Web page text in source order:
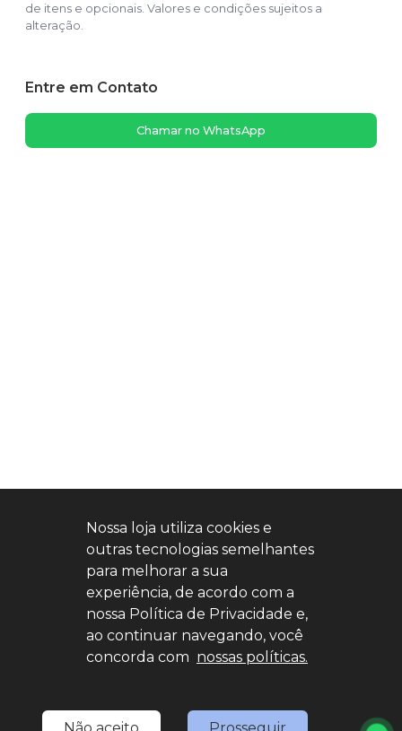
de itens e opcionais. Valores e condições sujeitos a
alteração.
Entre em Contato
Chamar no WhatsApp
Nossa loja utiliza cookies e
outras tecnologias semelhantes
para melhorar a sua
experiência, de acordo com a
nossa Política de Privacidade e,
ao continuar navegando, você
concorda com nossas políticas.